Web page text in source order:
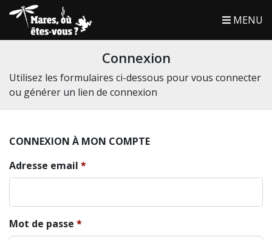
MENU
Connexion
Utilisez les formulaires ci-dessous pour vous connecter
ou générer un lien de connexion
CONNEXION À MON COMPTE
Adresse email
Mot de passe